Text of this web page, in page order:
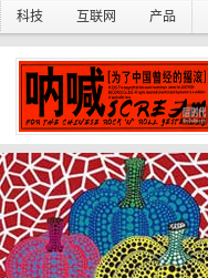
科技 互联网 产品